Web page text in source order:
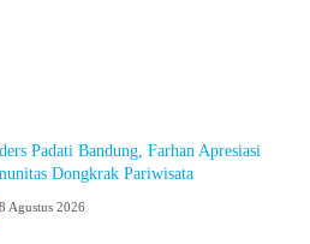
Padati Bandung, Farhan Apresiasi
Dongkrak Pariwisata
8 Agustus 2026